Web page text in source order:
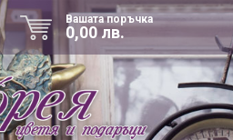
Вашата поръчка
0,00 лв.